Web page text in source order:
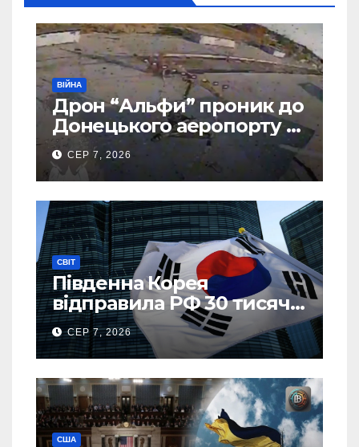
ВІЙНА
Дрон “Альфи” проник до
Донецького аеропорту та
спалив “Шахед” ще до
запуску
СЕР 7, 2026
СВІТ
Південна Корея
відправила РФ 30 тисяч
тонн авіапалива
СЕР 7, 2026
США